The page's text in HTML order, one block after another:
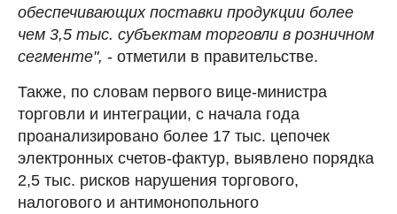
обеспечивающих поставки продукции более
чем 3,5 тыс. субъектам торговли в розничном
сегменте", - отметили в правительстве.
Также, по словам первого вице-министра
торговли и интеграции, с начала года
проанализировано более 17 тыс. цепочек
электронных счетов-фактур, выявлено порядка
2,5 тыс. рисков нарушения торгового,
налогового и антимонопольного